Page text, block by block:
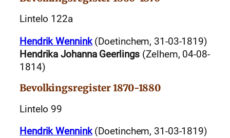
Lintelo 122a
Hendrik Wennink(Doetinchem, 31-03-1819)
Hendrika Johanna Geerlings (Zelhem, 04-08-
1814)
Bevolkingsregister 1870-1880
Lintelo 99
Hendrik Wennink(Doetinchem, 31-03-1819)